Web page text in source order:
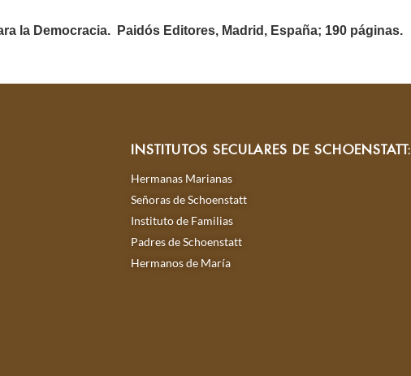
la Democracia. Paidós Editores, Madrid, España; 190 páginas.
INSTITUTOS SECULARES DE SCHOENSTATT:
Hermanas Marianas
Señoras de Schoenstatt
Instituto de Familias
Padres de Schoenstatt
Hermanos de María